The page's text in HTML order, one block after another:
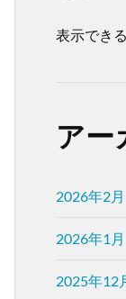
表示でき
アー
2026年2月
2026年1月
2025年12